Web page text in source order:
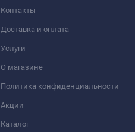
Контакты
Доставка и оплата
Услуги
О магазине
Политика конфиденциальности
Акции
Каталог